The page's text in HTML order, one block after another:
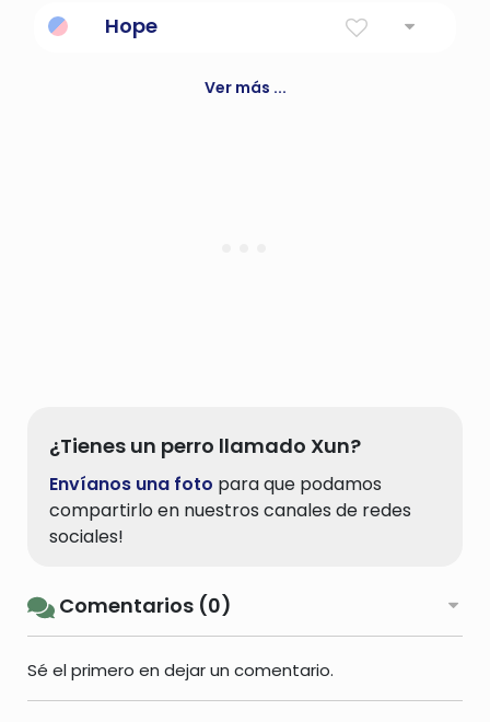
Hope
Ver más ...
¿Tienes un perro llamado Xun?
Envíanos una foto para que podamos
compartirlo en nuestros canales de redes
sociales!
Comentarios (0)
Sé el primero en dejar un comentario.